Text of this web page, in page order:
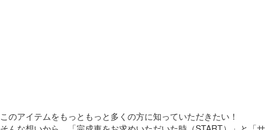
このアイテムをもっともっと多くの方に知っていただきたい！